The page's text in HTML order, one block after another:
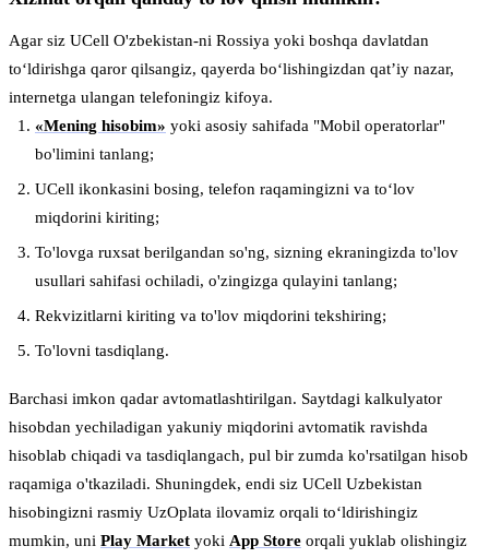
Agar siz UCell O'zbekistan-ni Rossiya yoki boshqa davlatdan
to‘ldirishga qaror qilsangiz, qayerda bo‘lishingizdan qat’iy nazar,
internetga ulangan telefoningiz kifoya.
«Мening hisobim» yoki asosiy sahifada "Mobil operatorlar"
bo'limini tanlang;
UCell ikonkasini bosing, telefon raqamingizni va toʻlov
miqdorini kiriting;
To'lovga ruxsat berilgandan so'ng, sizning ekraningizda to'lov
usullari sahifasi ochiladi, o'zingizga qulayini tanlang;
Rekvizitlarni kiriting va to'lov miqdorini tekshiring;
To'lovni tasdiqlang.
Barchasi imkon qadar avtomatlashtirilgan. Saytdagi kalkulyator
hisobdan yechiladigan yakuniy miqdorini avtomatik ravishda
hisoblab chiqadi va tasdiqlangach, pul bir zumda ko'rsatilgan hisob
raqamiga o'tkaziladi. Shuningdek, endi siz UCell Uzbekistan
hisobingizni rasmiy UzOplata ilovamiz orqali to‘ldirishingiz
mumkin, uni Play Market yoki App Store orqali yuklab olishingiz